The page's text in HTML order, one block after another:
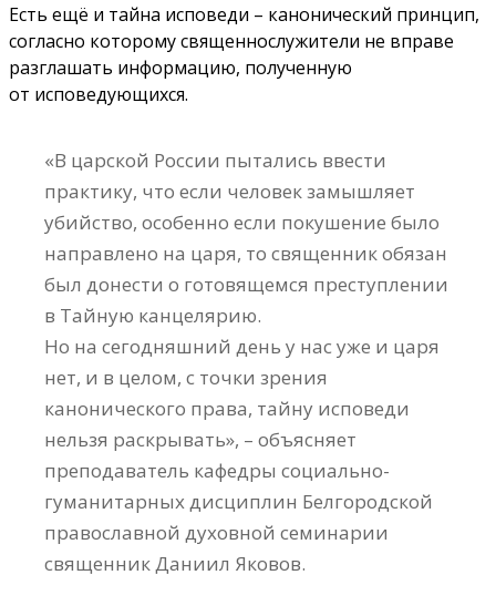
Есть ещё и тайна исповеди – канонический принцип,
согласно которому священнослужители не вправе
разглашать информацию, полученную
от исповедующихся.
«В царской России пытались ввести
практику, что если человек замышляет
убийство, особенно если покушение было
направлено на царя, то священник обязан
был донести о готовящемся преступлении
в Тайную канцелярию.
Но на сегодняшний день у нас уже и царя
нет, и в целом, с точки зрения
канонического права, тайну исповеди
нельзя раскрывать», – объясняет
преподаватель кафедры социально-
гуманитарных дисциплин Белгородской
православной духовной семинарии
священник Даниил Яковов.